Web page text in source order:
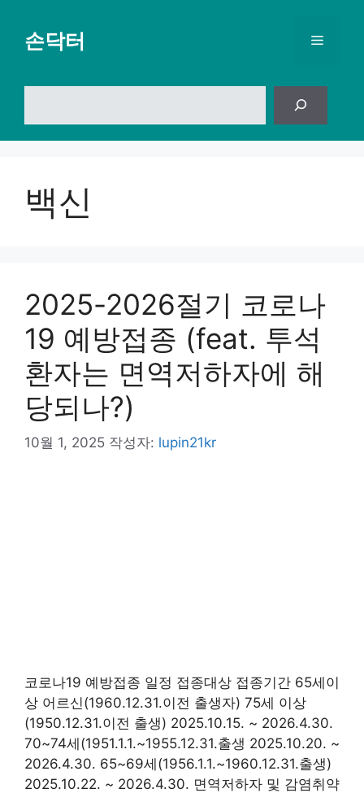
손닥터 메
뉴
백신
2025-2026절기 코로나
19 예방접종 (feat. 투석
환자는 면역저하자에 해
당되나?)
10월 1, 2025 작성자: lupin21kr
코로나19 예방접종 일정 접종대상 접종기간 65세이
상 어르신(1960.12.31.이전 출생자) 75세 이상
(1950.12.31.이전 출생) 2025.10.15. ~ 2026.4.30.
70~74세(1951.1.1.~1955.12.31.출생 2025.10.20. ~
2026.4.30. 65~69세(1956.1.1.~1960.12.31.출생)
2025.10.22. ~ 2026.4.30. 면역저하자 및 감염취약